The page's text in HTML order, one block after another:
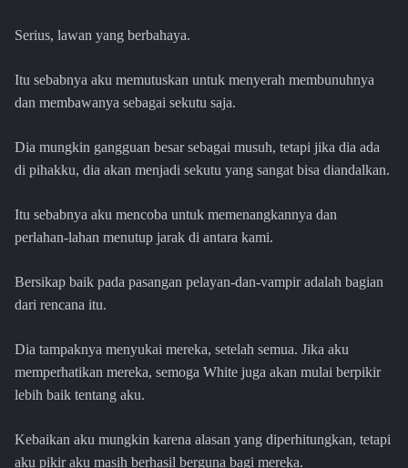
Serius, lawan yang berbahaya.
Itu sebabnya aku memutuskan untuk menyerah membunuhnya
dan membawanya sebagai sekutu saja.
Dia mungkin gangguan besar sebagai musuh, tetapi jika dia ada
di pihakku, dia akan menjadi sekutu yang sangat bisa diandalkan.
Itu sebabnya aku mencoba untuk memenangkannya dan
perlahan-lahan menutup jarak di antara kami.
Bersikap baik pada pasangan pelayan-dan-vampir adalah bagian
dari rencana itu.
Dia tampaknya menyukai mereka, setelah semua. Jika aku
memperhatikan mereka, semoga White juga akan mulai berpikir
lebih baik tentang aku.
Kebaikan aku mungkin karena alasan yang diperhitungkan, tetapi
aku pikir aku masih berhasil berguna bagi mereka.